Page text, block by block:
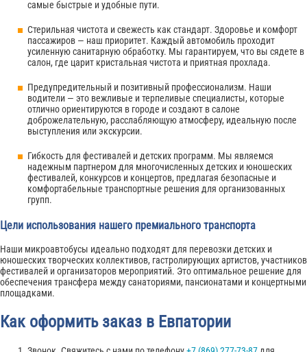
самые быстрые и удобные пути.
Стерильная чистота и свежесть как стандарт. Здоровье и комфорт
пассажиров — наш приоритет. Каждый автомобиль проходит
усиленную санитарную обработку. Мы гарантируем, что вы сядете в
салон, где царит кристальная чистота и приятная прохлада.
Предупредительный и позитивный профессионализм. Наши
водители — это вежливые и терпеливые специалисты, которые
отлично ориентируются в городе и создают в салоне
доброжелательную, расслабляющую атмосферу, идеальную после
выступления или экскурсии.
Гибкость для фестивалей и детских программ. Мы являемся
надежным партнером для многочисленных детских и юношеских
фестивалей, конкурсов и концертов, предлагая безопасные и
комфортабельные транспортные решения для организованных
групп.
Цели использования нашего премиального транспорта
Наши микроавтобусы идеально подходят для перевозки детских и
юношеских творческих коллективов, гастролирующих артистов, участников
фестивалей и организаторов мероприятий. Это оптимальное решение для
обеспечения трансфера между санаториями, пансионатами и концертными
площадками.
Как оформить заказ в Евпатории